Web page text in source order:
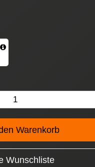
Warenkorb
Wunschliste